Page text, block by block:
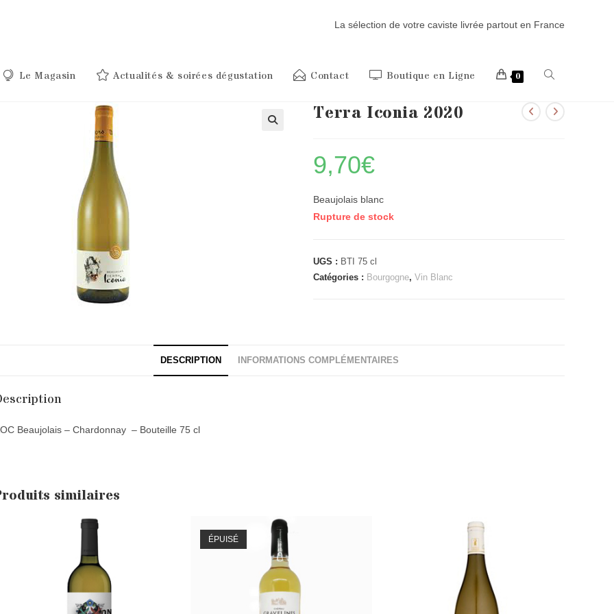
La sélection de votre caviste livrée partout en France
Le Magasin Actualités & soirées dégustation Contact Boutique en Ligne 0 Toggle
Terra Iconia 2020
9,70€
Beaujolais blanc
Rupture de stock
UGS : BTI 75 cl
Catégories : Bourgogne,Vin Blanc
DESCRIPTION INFORMATIONS COMPLÉMENTAIRES
Beaujolais – Chardonnay – Bouteille 75 cl
similaires
ÉPUISÉ